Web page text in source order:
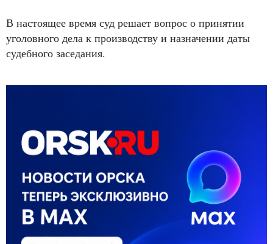
В настоящее время суд решает вопрос о принятии
уголовного дела к производству и назначении даты
судебного заседания.